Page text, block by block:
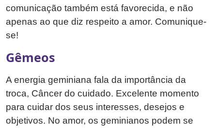
comunicação também está favorecida, e não
apenas ao que diz respeito a amor. Comunique-
se!
Gêmeos
A energia geminiana fala da importância da
troca, Câncer do cuidado. Excelente momento
para cuidar dos seus interesses, desejos e
objetivos. No amor, os geminianos podem se